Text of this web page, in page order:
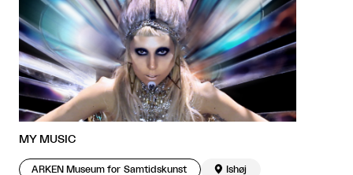
MY MUSIC
ARKEN Museum for Samtidskunst  Ishøj